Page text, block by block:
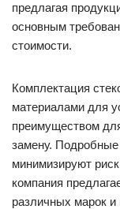
предлагая
основным
стоимости.
Комплектация
материалами для
преимуществом
замену. Подробные
минимизируют
компания
различных марок